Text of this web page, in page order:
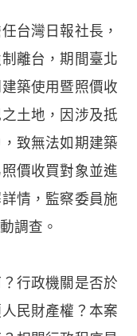
台灣日報社長，
離台，期間臺北
築使用暨照價收
土地，因涉及抵
致無法如期建築
價收買對象並進
情，監察委員施
調查。
行政機關是否於
民財產權？本案